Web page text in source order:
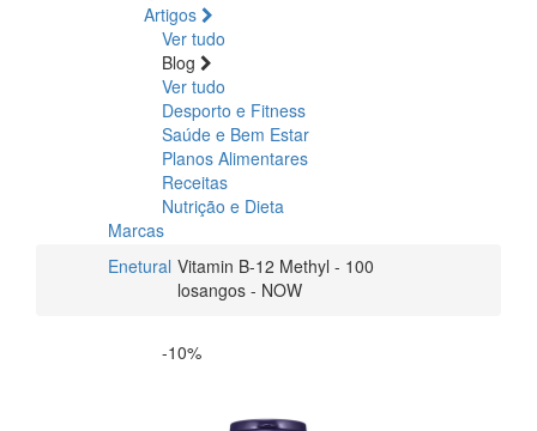
Artigos
Ver tudo
Blog
Ver tudo
Desporto e Fitness
Saúde e Bem Estar
Planos Alimentares
Receitas
Nutrição e Dieta
Marcas
Enetural Vitamin B-12 Methyl - 100
losangos - NOW
-10%